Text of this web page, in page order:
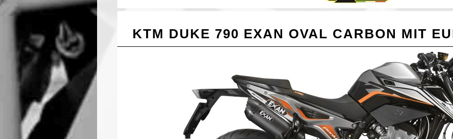
KTM DUKE 790 EXAN OVAL CARBON MIT